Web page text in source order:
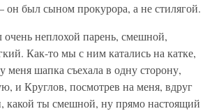
был сыном прокурора, а не стилягой.
неплохой парень, смешной,
Как-то мы с ним катались на катке,
меня шапка съехала в одну сторону,
и Круглов, посмотрев на меня, вдруг
какой ты смешной, ну прямо настоящий